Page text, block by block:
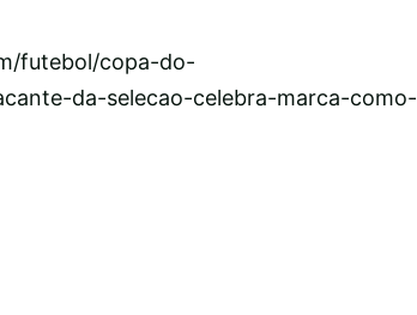
futebol/copa-do-
da-selecao-celebra-marca-como-